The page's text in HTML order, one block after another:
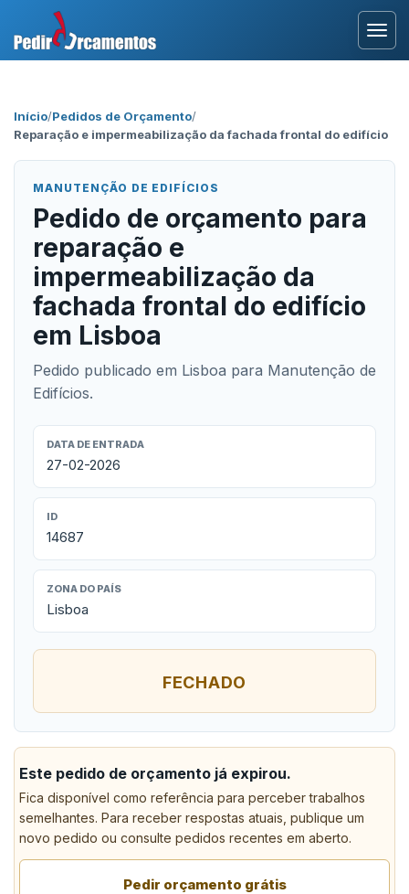
Início/Pedidos de Orçamento/
Reparação e impermeabilização da fachada frontal do edifício
MANUTENÇÃO DE EDIFÍCIOS
Pedido de orçamento para
reparação e
impermeabilização da
fachada frontal do edifício
em Lisboa
Pedido publicado em Lisboa para Manutenção de
Edifícios.
DATA DE ENTRADA
27-02-2026
ID
14687
ZONA DO PAÍS
Lisboa
FECHADO
Este pedido de orçamento já expirou.
Fica disponível como referência para perceber trabalhos
semelhantes. Para receber respostas atuais, publique um
novo pedido ou consulte pedidos recentes em aberto.
Pedir orçamento grátis
Área Profissional
Como Funciona?